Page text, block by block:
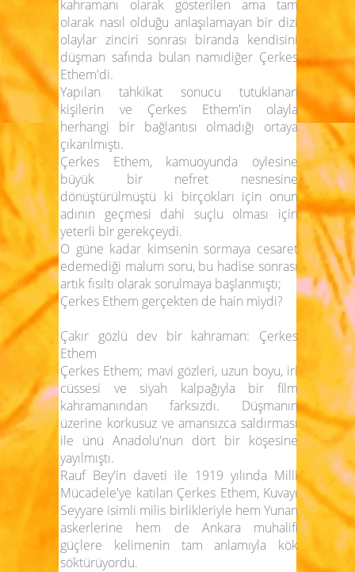
kahramanı olarak gösterilen ama tam
olarak nasıl olduğu anlaşılamayan bir dizi
olaylar zinciri sonrası biranda kendisini
düşman safında bulan namıdiğer Çerkes
Ethem'di.
Yapılan tahkikat sonucu tutuklanan
kişilerin ve Çerkes Ethem'in olayla
herhangi bir bağlantısı olmadığı ortaya
çıkarılmıştı.
Çerkes Ethem, kamuoyunda öylesine
büyük bir nefret nesnesine
dönüştürülmüştü ki birçokları için onun
adının geçmesi dahi suçlu olması için
yeterli bir gerekçeydi.
O güne kadar kimsenin sormaya cesaret
edemediği malum soru, bu hadise sonrası
artık fısıltı olarak sorulmaya başlanmıştı;
Çerkes Ethem gerçekten de hain miydi?
Çakır gözlü dev bir kahraman: Çerkes
Ethem
Çerkes Ethem; mavi gözleri, uzun boyu, iri
cüssesi ve siyah kalpağıyla bir film
kahramanından farksızdı. Düşmanın
üzerine korkusuz ve amansızca saldırması
ile ünü Anadolu'nun dört bir köşesine
yayılmıştı.
Rauf Bey'in daveti ile 1919 yılında Milli
Mücadele'ye katılan Çerkes Ethem, Kuvayı
Seyyare isimli milis birlikleriyle hem Yunan
askerlerine hem de Ankara muhalifi
güçlere kelimenin tam anlamıyla kök
söktürüyordu.